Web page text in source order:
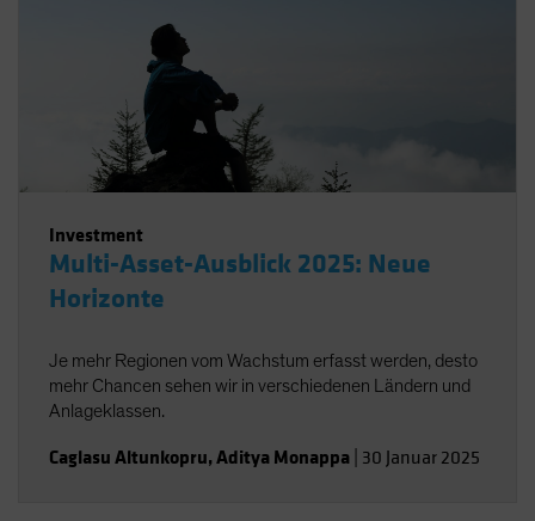
Investment
Multi-Asset-Ausblick 2025: Neue
Horizonte
Je mehr Regionen vom Wachstum erfasst werden, desto
mehr Chancen sehen wir in verschiedenen Ländern und
Anlageklassen.
Caglasu Altunkopru,Aditya Monappa 30 Januar 2025